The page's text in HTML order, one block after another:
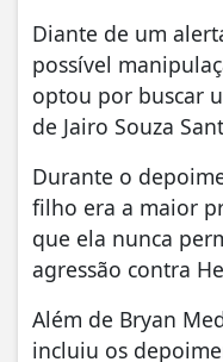
Diante de um
possível
optou por buscar
de Jairo Souza
Durante o
filho era a maior
que ela nunca
agressão contra
Além de Bryan
incluiu os